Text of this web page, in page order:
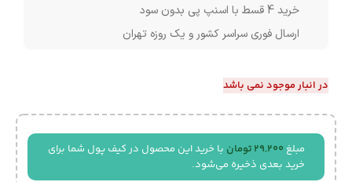
خرید 4 قسط با اسنپ پی بدون سود
ارسال فوری سراسر کشور و یک روزه تهران
در انبار موجود نمی باشد
مبلغ 29,200 تومان با خرید این محصول در کیف پول شما برای
خرید بعدی ذخیره می‌شود.